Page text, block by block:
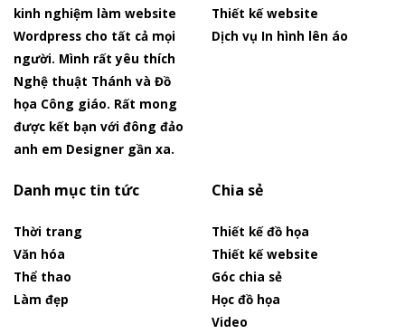
kinh nghiệm làm website
Wordpress cho tất cả mọi
người. Mình rất yêu thích
Nghệ thuật Thánh và Đồ
họa Công giáo. Rất mong
được kết bạn với đông đảo
anh em Designer gần xa.
Thiết kế website
Dịch vụ In hình lên áo
Danh mục tin tức
Thời trang
Văn hóa
Thể thao
Làm đẹp
Chia sẻ
Thiết kế đồ họa
Thiết kế website
Góc chia sẻ
Học đồ họa
Video